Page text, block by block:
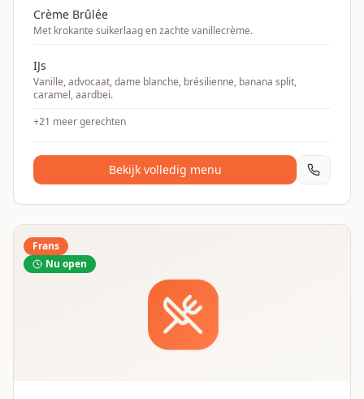
Crème Brûlée
Met krokante suikerlaag en zachte vanillecrème.
IJs
Vanille, advocaat, dame blanche, brésilienne, banana split,
caramel, aardbei.
+21 meer gerechten
Bekijk volledig menu
Frans
Nu open